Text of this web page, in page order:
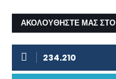
ΑΚΟΛΟΥΘΗΣΤΕ ΜΑΣ ΣΤΟ
234.210